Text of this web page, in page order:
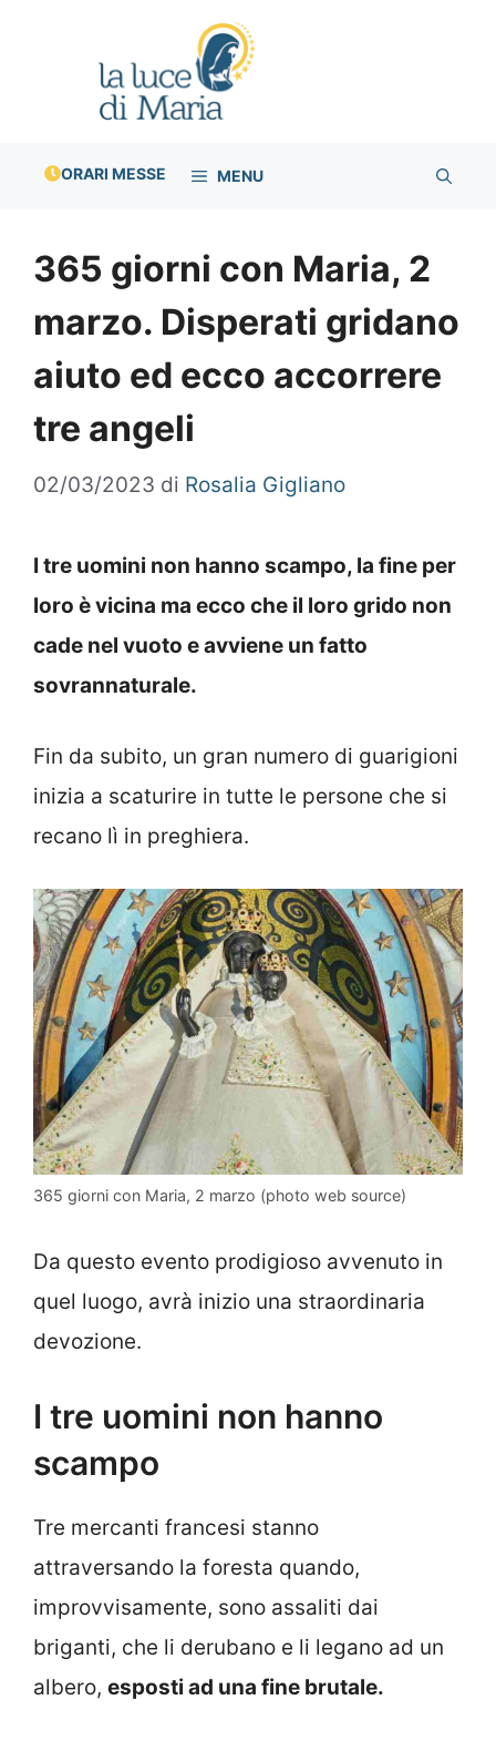
ORARI MESSE MENU
365 giorni con Maria, 2
marzo. Disperati gridano
aiuto ed ecco accorrere
tre angeli
02/03/2023 di Rosalia Gigliano
I tre uomini non hanno scampo, la fine per
loro è vicina ma ecco che il loro grido non
cade nel vuoto e avviene un fatto
sovrannaturale.
Fin da subito, un gran numero di guarigioni
inizia a scaturire in tutte le persone che si
recano lì in preghiera.
365 giorni con Maria, 2 marzo (photo web source)
Da questo evento prodigioso avvenuto in
quel luogo, avrà inizio una straordinaria
devozione.
I tre uomini non hanno
scampo
Tre mercanti francesi stanno
attraversando la foresta quando,
improvvisamente, sono assaliti dai
briganti, che li derubano e li legano ad un
albero, esposti ad una fine brutale.